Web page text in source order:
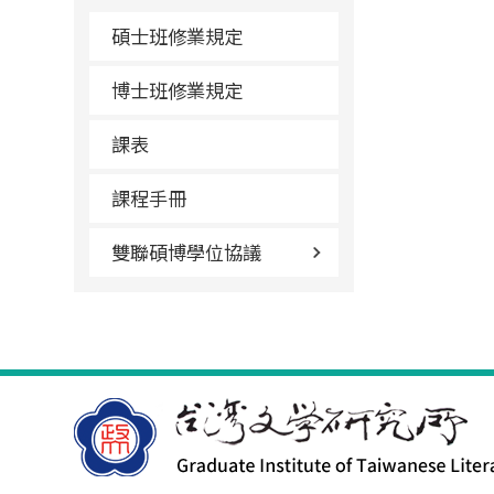
碩士班修業規定
博士班修業規定
課表
課程手冊
雙聯碩博學位協議